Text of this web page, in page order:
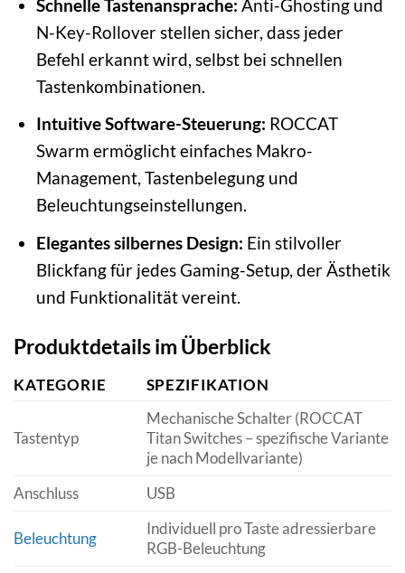
Schnelle Tastenansprache: Anti-Ghosting und
N-Key-Rollover stellen sicher, dass jeder
Befehl erkannt wird, selbst bei schnellen
Tastenkombinationen.
Intuitive Software-Steuerung: ROCCAT
Swarm ermöglicht einfaches Makro-
Management, Tastenbelegung und
Beleuchtungseinstellungen.
Elegantes silbernes Design: Ein stilvoller
Blickfang für jedes Gaming-Setup, der Ästhetik
und Funktionalität vereint.
Produktdetails im Überblick
KATEGORIE SPEZIFIKATION
Tastentyp
Mechanische Schalter (ROCCAT
Titan Switches – spezifische Variante
je nach Modellvariante)
Anschluss
USB
Beleuchtung
Individuell pro Taste adressierbare
RGB-Beleuchtung